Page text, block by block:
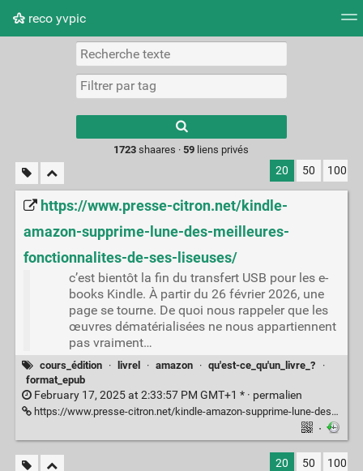
reco yvpic
Nuage de tags Mur d'images
results.
1723 shaares ·59 liens privés
20 50 100
https://www.presse-citron.net/kindle-
amazon-supprime-lune-des-meilleures-
fonctionnalites-de-ses-liseuses/
c’est bientôt la fin du transfert USB pour les e-
books Kindle. À partir du 26 février 2026, une
page se tourne. De quoi nous rappeler que les
œuvres dématérialisées ne nous appartiennent
pas vraiment…
cours_édition · livrel · amazon · qu'est-ce_qu'un_livre_?
·
format_epub
February 17, 2025 at 2:33:57 PM GMT+1 * · permalien
https://www.presse-citron.net/kindle-amazon-supprime-lune-des-meilleures-fonctionnalites-de-ses-liseuses/
·
20 50 100